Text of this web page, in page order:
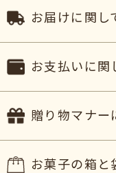
３歳になる孫娘
ている写メが送
また何かの折に
ご購入頂いた商
お届けに関し
お支払いに関
贈り物マナー
お菓子の箱と